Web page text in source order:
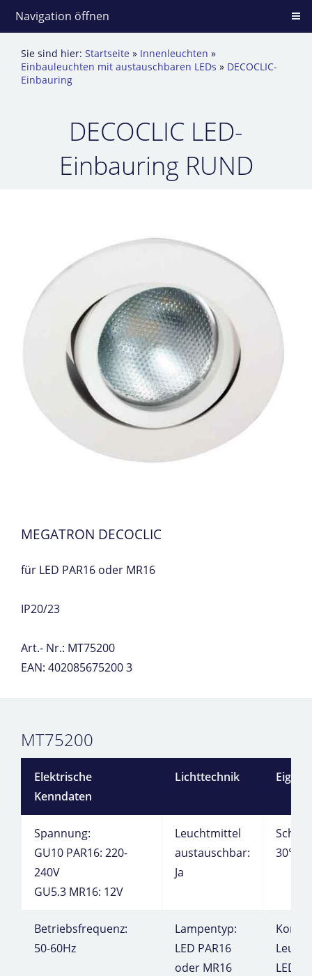
Navigation öffnen
Sie sind hier: Startseite » Innenleuchten »
Einbauleuchten mit austauschbaren LEDs » DECOCLIC-
Einbauring
DECOCLIC LED-
Einbauring RUND
MEGATRON DECOCLIC
für LED PAR16 oder MR16
IP20/23
Art.- Nr.: MT75200
EAN: 402085675200 3
MT75200
Elektrische
Kenndaten
Lichttechnik
Spannung:
GU10 PAR16: 220-
240V
GU5.3 MR16: 12V
Leuchtmittel
austauschbar:
Ja
30°
Betriebsfrequenz:
50-60Hz
Lampentyp:
LED PAR16
oder MR16
LED